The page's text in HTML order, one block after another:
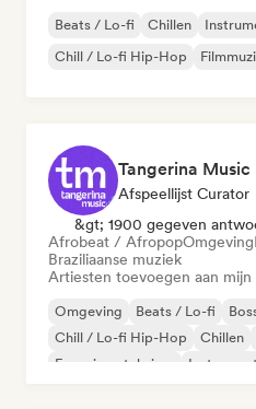
Beats / Lo-fi Chillen
Chill / Lo-fi Hip-Hop
Tangerina Music
Afspeellijst Curator
&gt; 1900 gegeven
Afrobeat / AfropopOmgeving
Braziliaanse muziek
Artiesten toevoegen aan
Omgeving Beats / Lo-fi
Chill / Lo-fi Hip-Hop
Chillen
Experimentele jazz